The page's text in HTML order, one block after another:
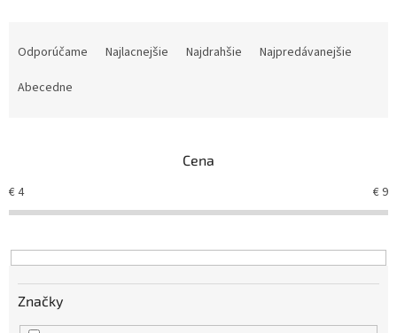
r
o
u
k
Odporúčame Najlacnejšie Najdrahšie
Najpredávanejšie
Abecedne
Cena
€4 €9
Značky